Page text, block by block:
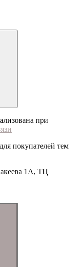
при
покупателей тем
1А, ТЦ